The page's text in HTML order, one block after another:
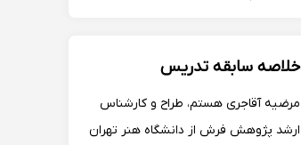
خلاصه سابقه تدریس
مرضیه آقاجری هستم، طراح و کارشناس
ارشد پژوهش فرش از دانشگاه هنر تهران